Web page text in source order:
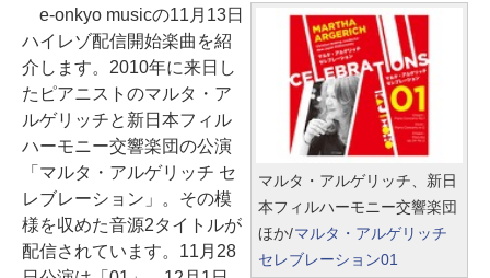
マルタ・アルゲリッチ、新日
本フィルハーモニー交響楽団
ほか/マルタ・アルゲリッチ
セレブレーション01
e-onkyo musicの11月13日
ハイレゾ配信開始楽曲を紹
介します。2010年に来日し
たピアニストのマルタ・ア
ルゲリッチと新日本フィル
ハーモニー交響楽団の公演
「マルタ・アルゲリッチ セ
レブレーション」。その模
様を収めた音源2タイトルが
配信されています。11月28